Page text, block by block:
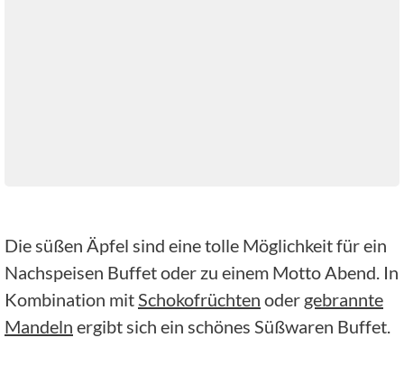
Die süßen Äpfel sind eine tolle Möglichkeit für ein
Nachspeisen Buffet oder zu einem Motto Abend. In
Kombination mitSchokofrüchten oder gebrannte
Mandeln ergibt sich ein schönes Süßwaren Buffet.